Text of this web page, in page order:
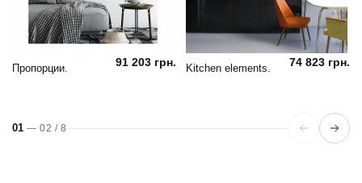
Пропорции. 91 203 грн. Kitchen elements. 74 823 грн.
01 —02 / 8